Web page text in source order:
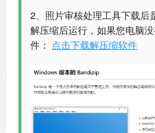
2、照片审核处理工具下载后
解压缩后运行，如果您电脑
件： 点击下载解压缩软件